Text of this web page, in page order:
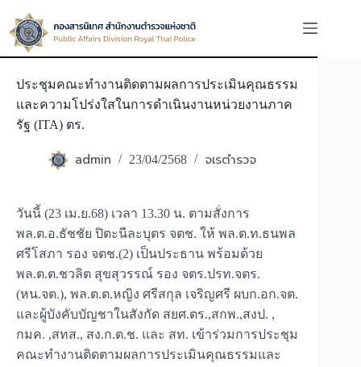
to
content
ประชุมคณะทำงานติดตามผลการประเมินคุณธรรม
และความโปร่งใสในการดำเนินงานหน่วยงานภาค
รัฐ (ITA) ตร.
admin 23/04/2568 จเรตำรวจ
วันนี้ (23 เม.ย.68) เวลา 13.30 น. ตามสั่งการ
พล.ต.อ.ธัชชัย ปิตะนีละบุตร จตช. ให้ พล.ต.ท.ธนพล
ศรีโสภา รอง จตช.(2) เป็นประธาน พร้อมด้วย
พล.ต.ต.ชวลิต สุขสุวรรณ์ รอง จตร.ปรท.จตร.
(หน.จต.), พล.ต.ต.หญิง ศรีสกุล เจริญศรี ผบก.อก.จต.
และผู้บังคับบัญชาในสังกัด สยศ.ตร.,สกพ.,สงป. ,
กมค. ,สทส., สง.ก.ต.ช. และ สท. เข้าร่วมการประชุม
คณะทำงานติดตามผลการประเมินคุณธรรมและ